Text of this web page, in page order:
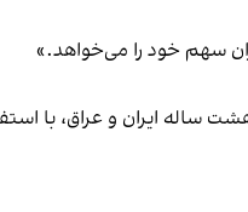
سهم خود را می‌خواهد.»
ایران و عراق، با